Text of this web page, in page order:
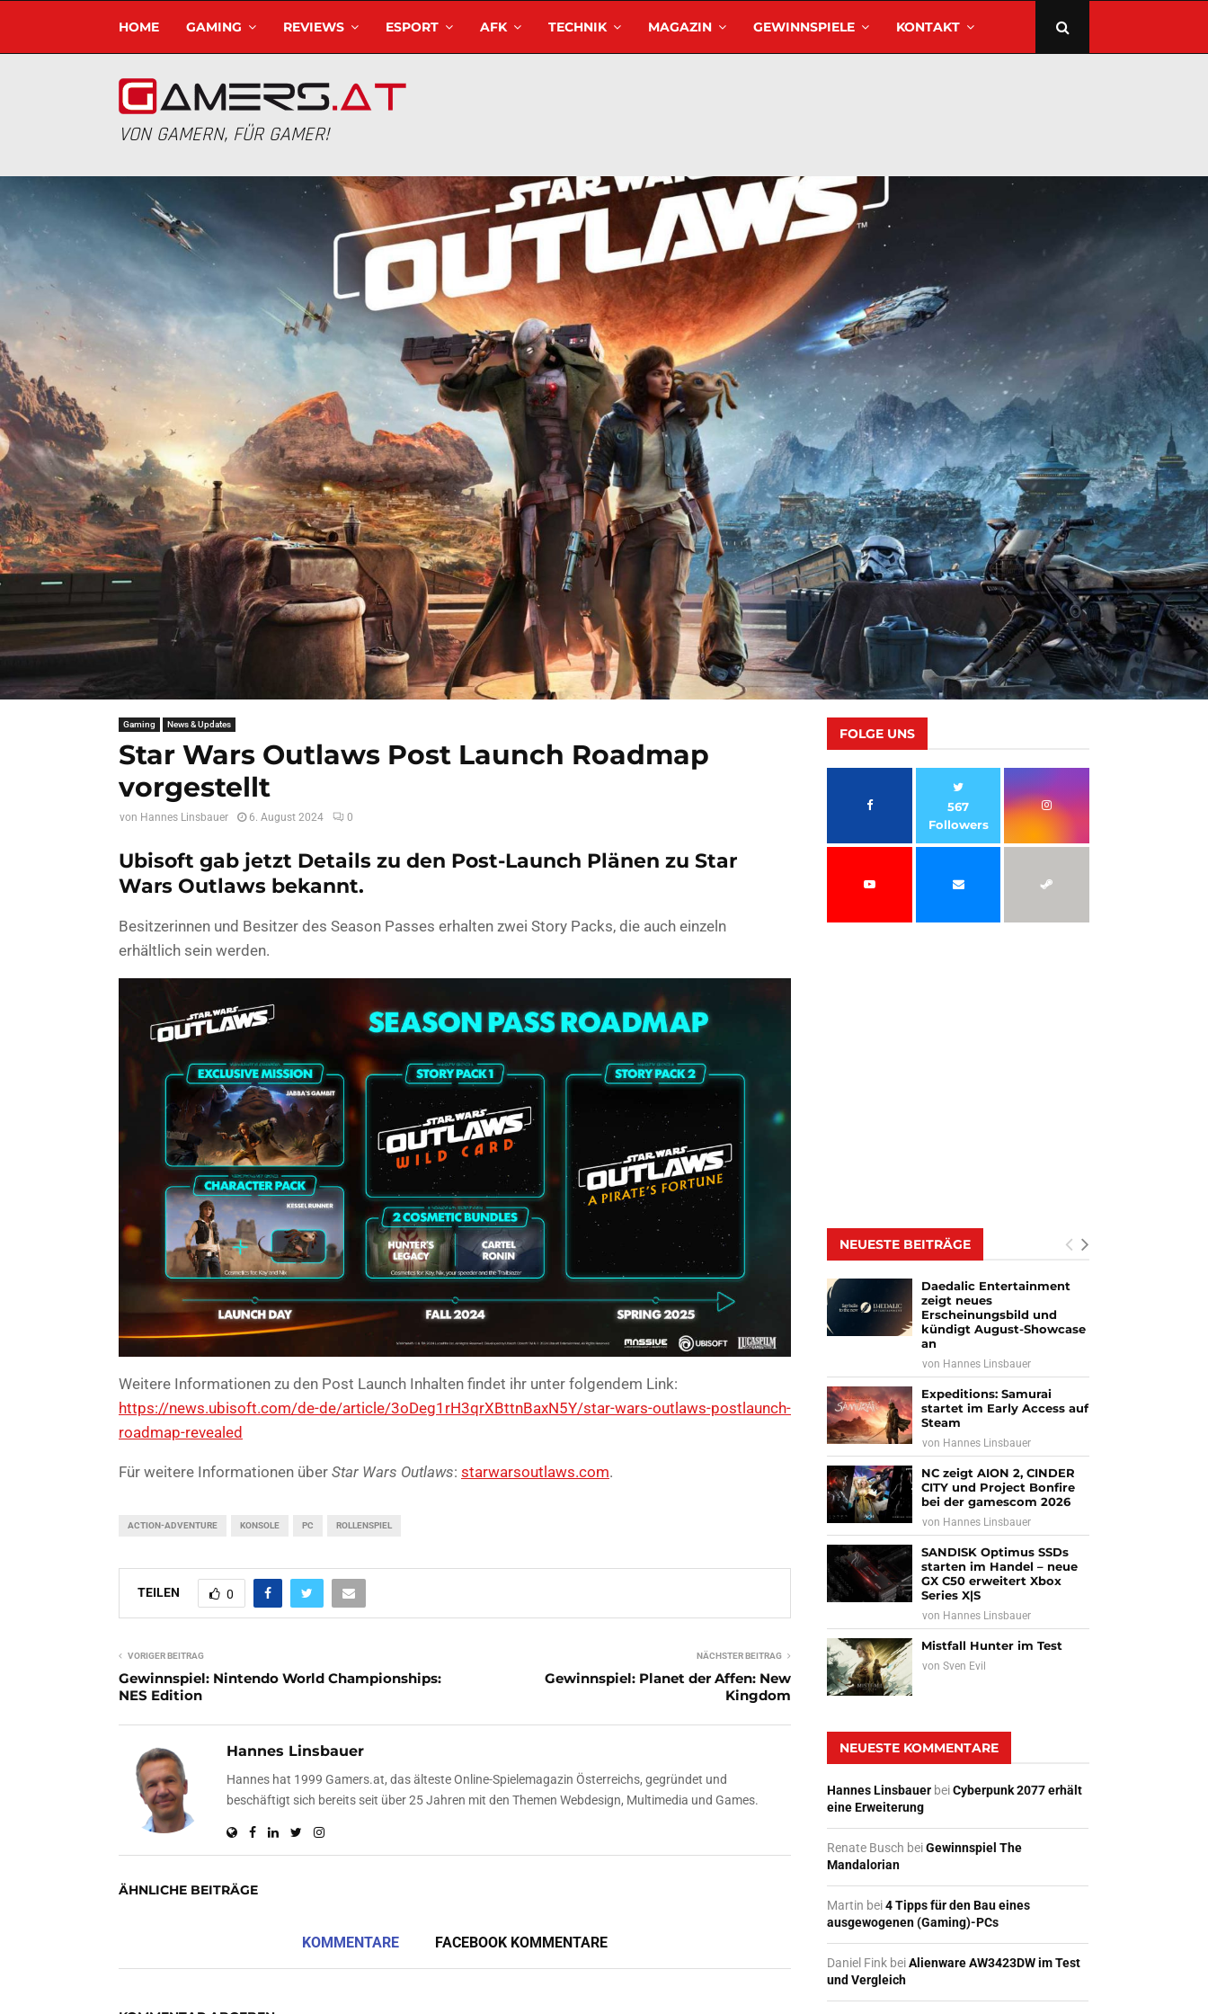
HOME GAMING REVIEWS ESPORT AFK TECHNIK MAGAZIN GEWINNSPIELE KONTAKT
VON GAMERN, FÜR GAMER!
Gaming News & Updates
Star Wars Outlaws Post Launch Roadmap
vorgestellt
von Hannes Linsbauer 6. August 2024 0
Ubisoft gab jetzt Details zu den Post-Launch Plänen zu Star
Wars Outlaws bekannt.
Besitzerinnen und Besitzer des Season Passes erhalten zwei Story Packs, die auch einzeln
erhältlich sein werden.
Weitere Informationen zu den Post Launch Inhalten findet ihr unter folgendem Link:
https://news.ubisoft.com/de-de/article/3oDeg1rH3qrXBttnBaxN5Y/star-wars-outlaws-postlaunch-
roadmap-revealed
Für weitere Informationen über Star Wars Outlaws: starwarsoutlaws.com.
ACTION-ADVENTURE KONSOLE PC ROLLENSPIEL
TEILEN 0
VORIGER BEITRAG
Gewinnspiel: Nintendo World Championships:
NES Edition
NÄCHSTER BEITRAG
Gewinnspiel: Planet der Affen: New
Kingdom
Hannes Linsbauer
Hannes hat 1999 Gamers.at, das älteste Online-Spielemagazin Österreichs, gegründet und
beschäftigt sich bereits seit über 25 Jahren mit den Themen Webdesign, Multimedia und Games.
ÄHNLICHE BEITRÄGE
KOMMENTARE FACEBOOK KOMMENTARE
FOLGE UNS
567
Followers
NEUESTE BEITRÄGE
Daedalic Entertainment
zeigt neues
Erscheinungsbild und
kündigt August-Showcase
an
von Hannes Linsbauer
Expeditions: Samurai
startet im Early Access auf
Steam
von Hannes Linsbauer
NC zeigt AION 2, CINDER
CITY und Project Bonfire
bei der gamescom 2026
von Hannes Linsbauer
SANDISK Optimus SSDs
starten im Handel – neue
GX C50 erweitert Xbox
Series X|S
von Hannes Linsbauer
Mistfall Hunter im Test
vonSven Evil
NEUESTE KOMMENTARE
Hannes Linsbauer beiCyberpunk 2077 erhält
eine Erweiterung
Renate Busch beiGewinnspiel The
Mandalorian
Martin bei4 Tipps für den Bau eines
ausgewogenen (Gaming)-PCs
Daniel Fink beiAlienware AW3423DW im Test
und Vergleich